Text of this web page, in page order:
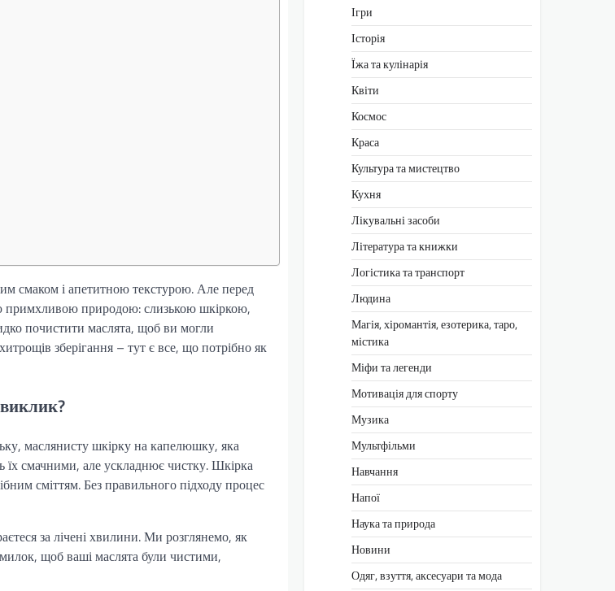
смаком і апетитною текстурою. Але перед
примхливою природою: слизькою шкіркою,
почистити маслята, щоб ви могли
зберігання – тут є все, що потрібно як
маслянисту шкірку на капелюшку, яка
їх смачними, але ускладнює чистку. Шкірка
сміттям. Без правильного підходу процес
за лічені хвилини. Ми розглянемо, як
щоб ваші маслята були чистими,
Ігри
Історія
Їжа та кулінарія
Квіти
Космос
Краса
Культура та мистецтво
Кухня
Лікувальні засоби
Література та книжки
Логістика та транспорт
Людина
Магія, хіромантія, езотерика, таро,
містика
Міфи та легенди
Мотивація для спорту
Музика
Мультфільми
Навчання
Напої
Наука та природа
Новини
Одяг, взуття, аксесуари та мода